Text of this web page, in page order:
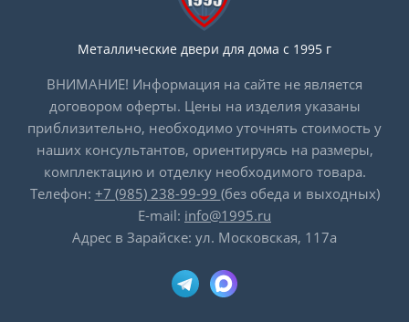
Металлические двери для дома с 1995 г
ВНИМАНИЕ! Информация на сайте не является
договором оферты. Цены на изделия указаны
приблизительно, необходимо уточнять стоимость у
наших консультантов, ориентируясь на размеры,
комплектацию и отделку необходимого товара.
Телефон: +7 (985) 238-99-99 (без обеда и выходных)
E-mail: info@1995.ru
Адрес в Зарайске: ул. Московская, 117а